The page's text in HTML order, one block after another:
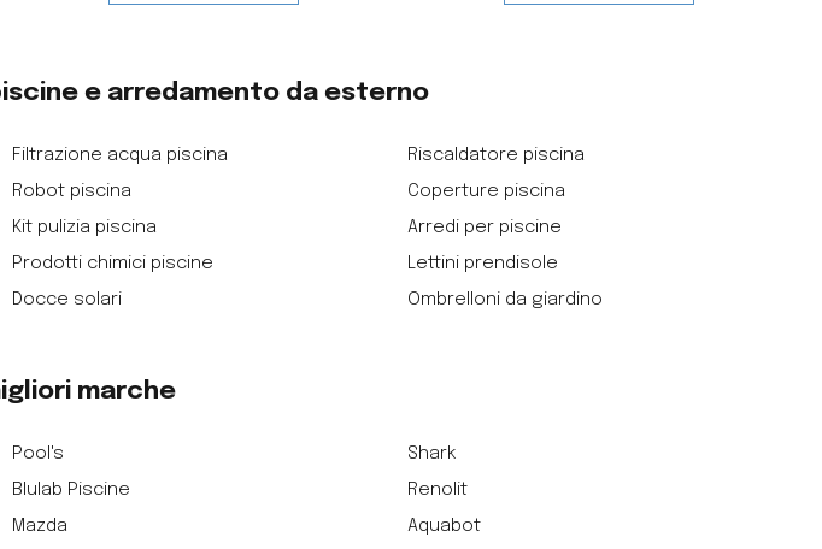
e arredamento da esterno
Filtrazione acqua piscina
Robot piscina
Kit pulizia piscina
Prodotti chimici piscine
Docce solari
Riscaldatore piscina
Coperture piscina
Arredi per piscine
Lettini prendisole
Ombrelloni da giardino
marche
Pool's
Blulab Piscine
Mazda
Shark
Renolit
Aquabot